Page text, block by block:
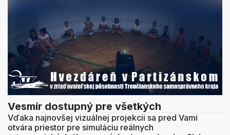
Vesmír dostupný pre všetkých
Vďaka najnovšej vizuálnej projekcii sa pred Vami
otvára priestor pre simuláciu reálnych